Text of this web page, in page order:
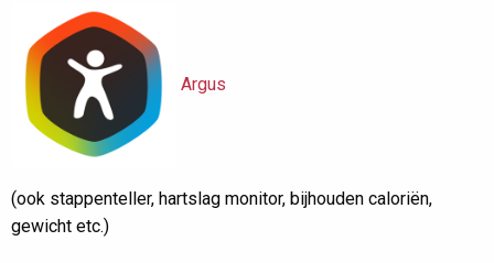
Argus
(ook stappenteller, hartslag monitor, bijhouden caloriën,
gewicht etc.)